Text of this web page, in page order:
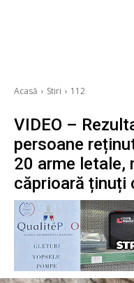
Acasă Stiri 112
VIDEO –
persoane
20 arme letale,
căprioară ținuți